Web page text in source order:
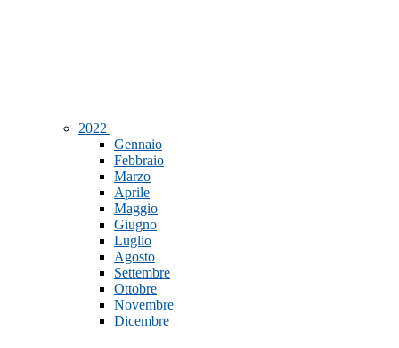
2022
Gennaio
Febbraio
Marzo
Aprile
Maggio
Giugno
Luglio
Agosto
Settembre
Ottobre
Novembre
Dicembre